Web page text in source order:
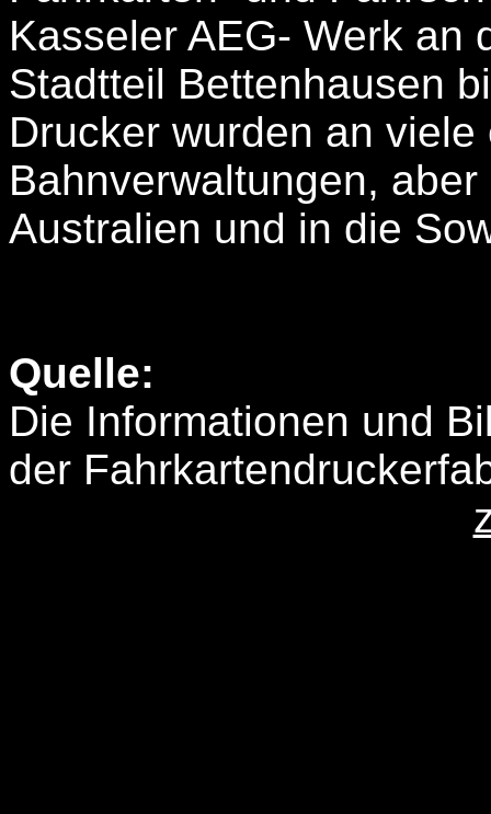
Kasseler AEG- Werk an
Stadtteil Bettenhausen
Drucker wurden an
Bahnverwaltungen,
Australien und in die
Quelle:
Die Informationen und
der